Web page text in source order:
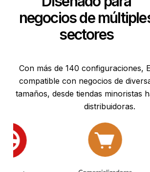
negocios de
sectores
Con más de 140 configuraciones,
compatible con negocios de
tamaños, desde tiendas minoristas
distribuidoras.